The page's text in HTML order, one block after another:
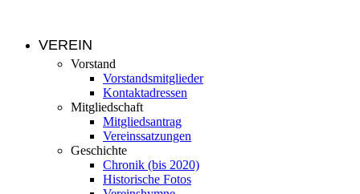
VEREIN
Vorstand
Vorstandsmitglieder
Kontaktadressen
Mitgliedschaft
Mitgliedsantrag
Vereinssatzungen
Geschichte
Chronik (bis 2020)
Historische Fotos